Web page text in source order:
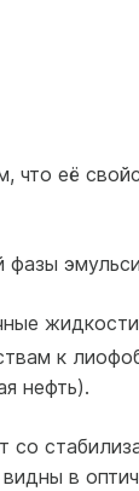
что её
к
нефть).
со
в